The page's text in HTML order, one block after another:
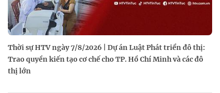
Thời sự HTV ngày 7/8/2026 | Dự án Luật Phát triển đô thị:
Trao quyền kiến tạo cơ chế cho TP. Hồ Chí Minh và các đô
thị lớn